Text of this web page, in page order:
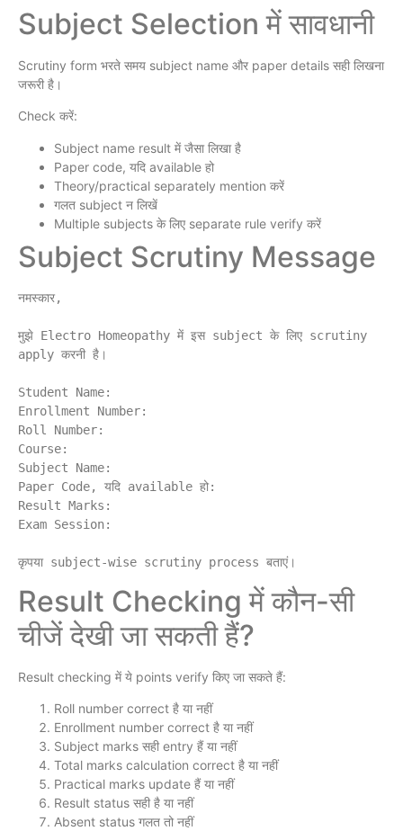
Subject Selection में सावधानी
Scrutiny form भरते समय subject name और paper details सही लिखना
जरूरी है।
Check करें:
Subject name result में जैसा लिखा है
Paper code, यदि available हो
Theory/practical separately mention करें
गलत subject न लिखें
Multiple subjects के लिए separate rule verify करें
Subject Scrutiny Message
नमस्कार,
मुझे Electro Homeopathy में इस subject के लिए scrutiny
apply करनी है।
Student Name:
Enrollment Number:
Roll Number:
Course:
Subject Name:
Paper Code, यदि available हो:
Result Marks:
Exam Session:
Result Checking में कौन-सी
चीजें देखी जा सकती हैं?
Result checking में ये points verify किए जा सकते हैं:
Roll number correct है या नहीं
Enrollment number correct है या नहीं
Subject marks सही entry हैं या नहीं
Total marks calculation correct है या नहीं
Practical marks update हैं या नहीं
Result status सही है या नहीं
Absent status गलत तो नहीं